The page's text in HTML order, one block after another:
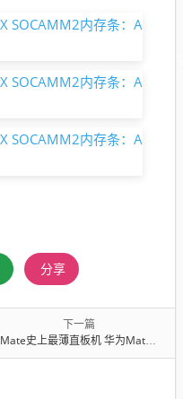
分享
下一篇
Mate史上最薄直板机 华为Mate 70 Air获UFCS认证 快充不挑充电头